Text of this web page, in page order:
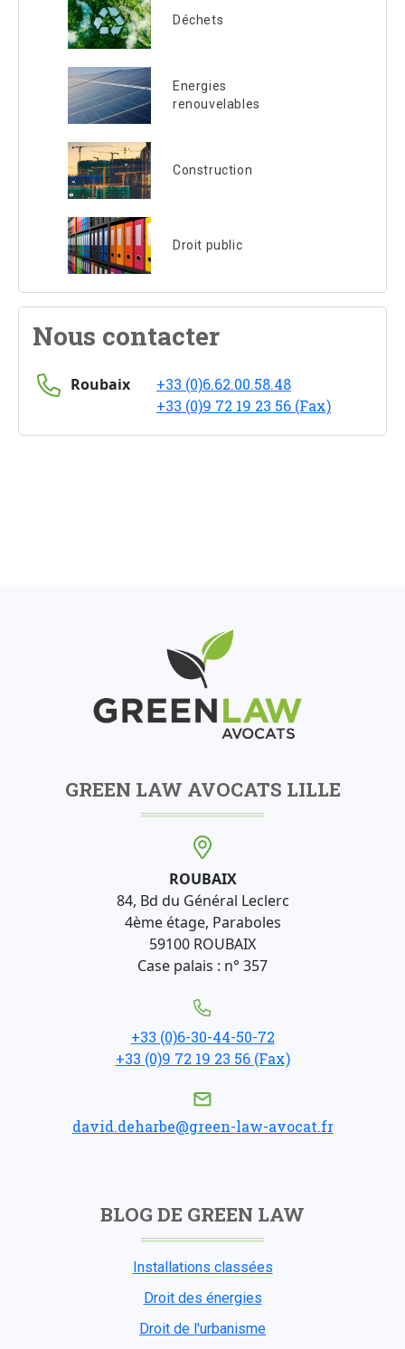
Déchets
Energies
renouvelables
Construction
Droit public
Nous contacter
Roubaix
+33 (0)6.62.00.58.48
+33 (0)9 72 19 23 56 (Fax)
GREEN LAW AVOCATS LILLE
ROUBAIX
84, Bd du Général Leclerc
4ème étage, Paraboles
59100 ROUBAIX
Case palais : n° 357
+33 (0)6-30-44-50-72
+33 (0)9 72 19 23 56 (Fax)
david.deharbe@green-law-avocat.fr
BLOG DE GREEN LAW
Installations classées
Droit des énergies
Droit de l'urbanisme